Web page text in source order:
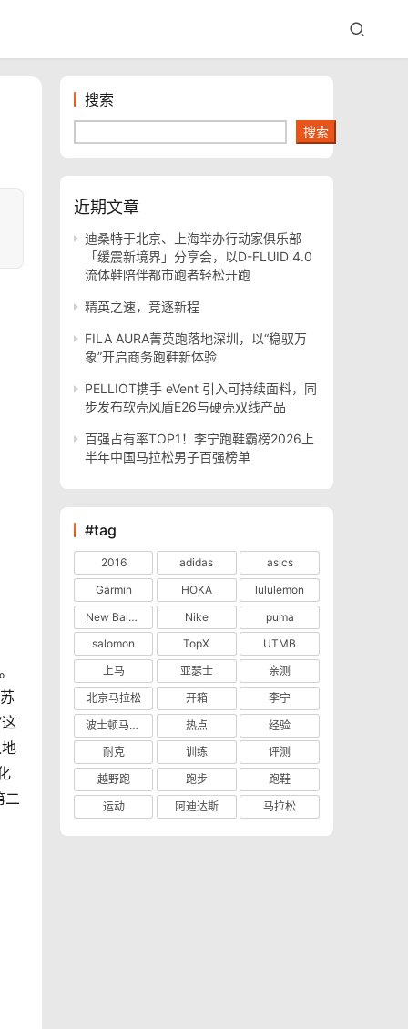
二
搜索
搜索
近期文章
迪桑特于北京、上海举办行动家俱乐部
「缓震新境界」分享会，以D-FLUID 4.0
流体鞋陪伴都市跑者轻松开跑
精英之速，竞逐新程
FILA AURA菁英跑落地深圳，以“稳驭万
象”开启商务跑鞋新体验
PELLIOT携手 eVent 引入可持续面料，同
步发布软壳风盾E26与硬壳双线产品
百强占有率TOP1！李宁跑鞋霸榜2026上
半年中国马拉松男子百强榜单
#tag
2016 adidas
asics
Garmin
HOKA
lululemon
New Balance
Nike
puma
salomon
TopX
UTMB
上马
亚瑟士
亲测
北京马拉松
开箱
李宁
波士顿马拉松
热点
经验
耐克
训练
评测
越野跑
跑步
跑鞋
运动
阿迪达斯 马拉松